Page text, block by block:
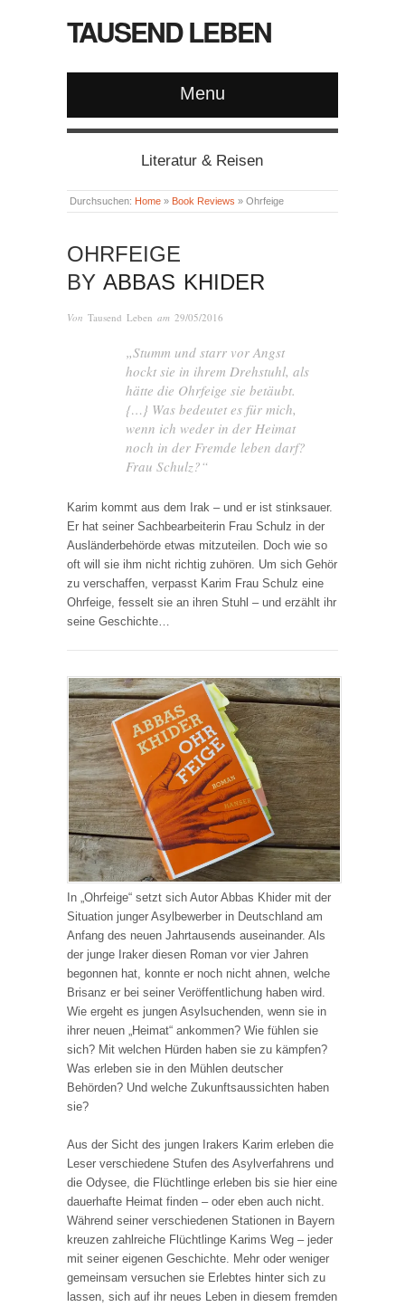
TAUSEND LEBEN
Menu
Literatur & Reisen
Durchsuchen: Home » Book Reviews » Ohrfeige
OHRFEIGE
BY ABBAS KHIDER
Von Tausend Leben am 29/05/2016
„Stumm und starr vor Angst
hockt sie in ihrem Drehstuhl, als
hätte die Ohrfeige sie betäubt.
{…} Was bedeutet es für mich,
wenn ich weder in der Heimat
noch in der Fremde leben darf?
Frau Schulz?“
Karim kommt aus dem Irak – und er ist stinksauer.
Er hat seiner Sachbearbeiterin Frau Schulz in der
Ausländerbehörde etwas mitzuteilen. Doch wie so
oft will sie ihm nicht richtig zuhören. Um sich Gehör
zu verschaffen, verpasst Karim Frau Schulz eine
Ohrfeige, fesselt sie an ihren Stuhl – und erzählt ihr
seine Geschichte…
In „Ohrfeige“ setzt sich Autor Abbas Khider mit der
Situation junger Asylbewerber in Deutschland am
Anfang des neuen Jahrtausends auseinander. Als
der junge Iraker diesen Roman vor vier Jahren
begonnen hat, konnte er noch nicht ahnen, welche
Brisanz er bei seiner Veröffentlichung haben wird.
Wie ergeht es jungen Asylsuchenden, wenn sie in
ihrer neuen „Heimat“ ankommen? Wie fühlen sie
sich? Mit welchen Hürden haben sie zu kämpfen?
Was erleben sie in den Mühlen deutscher
Behörden? Und welche Zukunftsaussichten haben
sie?
Aus der Sicht des jungen Irakers Karim erleben die
Leser verschiedene Stufen des Asylverfahrens und
die Odysee, die Flüchtlinge erleben bis sie hier eine
dauerhafte Heimat finden – oder eben auch nicht.
Während seiner verschiedenen Stationen in Bayern
kreuzen zahlreiche Flüchtlinge Karims Weg – jeder
mit seiner eigenen Geschichte. Mehr oder weniger
gemeinsam versuchen sie Erlebtes hinter sich zu
lassen, sich auf ihr neues Leben in diesem fremden